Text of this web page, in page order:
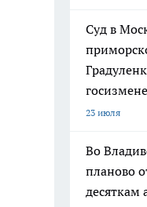
Суд в
госизмене
23 июля
Во
планово
десяткам